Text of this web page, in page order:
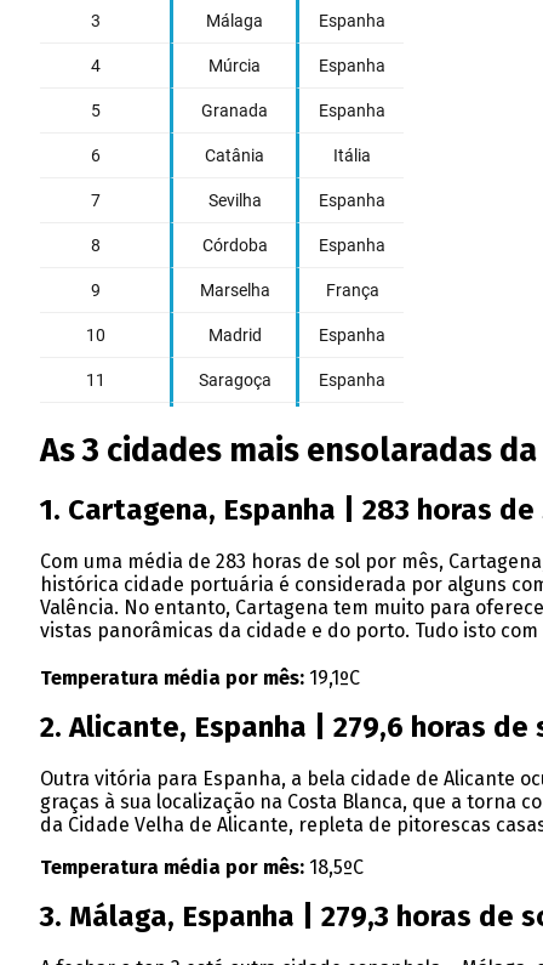
As 3 cidades mais ensolaradas
1. Cartagena, Espanha | 283 horas
Com uma média de 283 horas de sol por mês,
histórica cidade portuária é considerada por alguns
Valência. No entanto, Cartagena tem muito para
vistas panorâmicas da cidade e do porto. Tudo isto
Temperatura média por mês: 19,1ºC
2. Alicante, Espanha | 279,6 horas de
Outra vitória para Espanha, a bela cidade de Alicante
graças à sua localização na Costa Blanca, que a torna
da Cidade Velha de Alicante, repleta de pitorescas
Temperatura média por mês: 18,5ºC
3. Málaga, Espanha | 279,3 horas de